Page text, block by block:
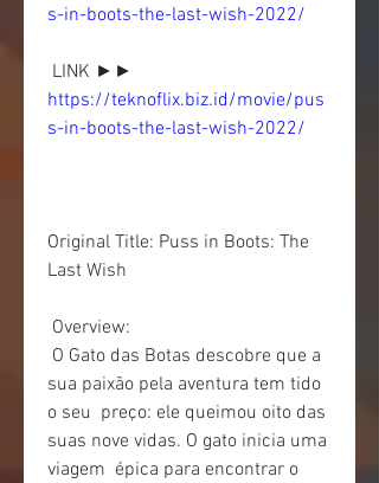
s-in-boots-the-last-wish-2022/
https://teknoflix.biz.id/movie/pus
s-in-boots-the-last-wish-2022/
Original Title: Puss in Boots: The
Last Wish
Overview:
sua paixão pela aventura tem tido
o seu  preço: ele queimou oito das
suas nove vidas. O gato inicia uma
viagem  épica para encontrar o